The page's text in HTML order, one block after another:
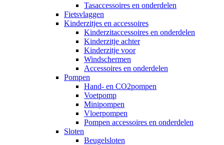
Tasaccessoires en onderdelen
Fietsvlaggen
Kinderzitjes en accessoires
Kinderzitaccessoires en onderdelen
Kinderzitje achter
Kinderzitje voor
Windschermen
Accessoires en onderdelen
Pompen
Hand- en CO2pompen
Voetpomp
Minipompen
Vloerpompen
Pompen accessoires en onderdelen
Sloten
Beugelsloten